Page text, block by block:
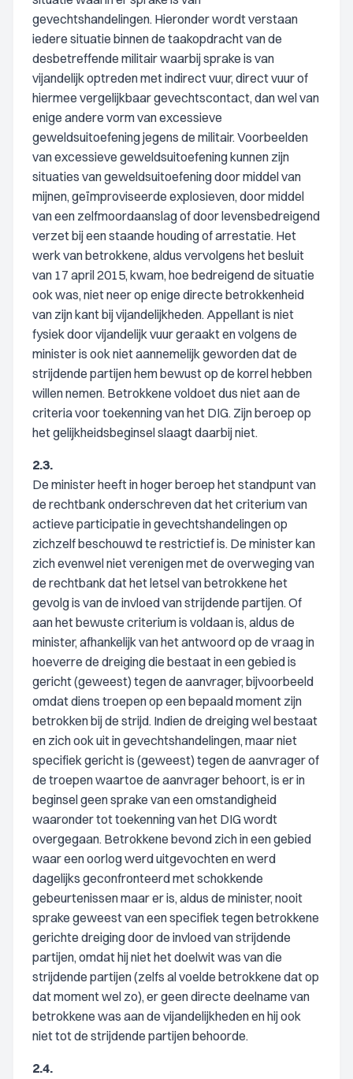
gevechtshandelingen. Hieronder wordt verstaan
iedere situatie binnen de taakopdracht van de
desbetreffende militair waarbij sprake is van
vijandelijk optreden met indirect vuur, direct vuur of
hiermee vergelijkbaar gevechtscontact, dan wel van
enige andere vorm van excessieve
geweldsuitoefening jegens de militair. Voorbeelden
van excessieve geweldsuitoefening kunnen zijn
situaties van geweldsuitoefening door middel van
mijnen, geïmproviseerde explosieven, door middel
van een zelfmoordaanslag of door levensbedreigend
verzet bij een staande houding of arrestatie. Het
werk van betrokkene, aldus vervolgens het besluit
van 17 april 2015, kwam, hoe bedreigend de situatie
ook was, niet neer op enige directe betrokkenheid
van zijn kant bij vijandelijkheden. Appellant is niet
fysiek door vijandelijk vuur geraakt en volgens de
minister is ook niet aannemelijk geworden dat de
strijdende partijen hem bewust op de korrel hebben
willen nemen. Betrokkene voldoet dus niet aan de
criteria voor toekenning van het DIG. Zijn beroep op
het gelijkheidsbeginsel slaagt daarbij niet.
2.3.
De minister heeft in hoger beroep het standpunt van
de rechtbank onderschreven dat het criterium van
actieve participatie in gevechtshandelingen op
zichzelf beschouwd te restrictief is. De minister kan
zich evenwel niet verenigen met de overweging van
de rechtbank dat het letsel van betrokkene het
gevolg is van de invloed van strijdende partijen. Of
aan het bewuste criterium is voldaan is, aldus de
minister, afhankelijk van het antwoord op de vraag in
hoeverre de dreiging die bestaat in een gebied is
gericht (geweest) tegen de aanvrager, bijvoorbeeld
omdat diens troepen op een bepaald moment zijn
betrokken bij de strijd. Indien de dreiging wel bestaat
en zich ook uit in gevechtshandelingen, maar niet
specifiek gericht is (geweest) tegen de aanvrager of
de troepen waartoe de aanvrager behoort, is er in
beginsel geen sprake van een omstandigheid
waaronder tot toekenning van het DIG wordt
overgegaan. Betrokkene bevond zich in een gebied
waar een oorlog werd uitgevochten en werd
dagelijks geconfronteerd met schokkende
gebeurtenissen maar er is, aldus de minister, nooit
sprake geweest van een specifiek tegen betrokkene
gerichte dreiging door de invloed van strijdende
partijen, omdat hij niet het doelwit was van die
strijdende partijen (zelfs al voelde betrokkene dat op
dat moment wel zo), er geen directe deelname van
betrokkene was aan de vijandelijkheden en hij ook
niet tot de strijdende partijen behoorde.
2.4.